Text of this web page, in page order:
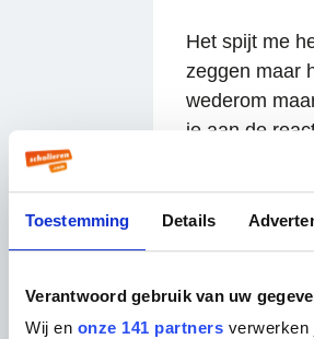
Toestemming Details
Verantwoord gebruik van uw
Wij en onze 141 partners verwerken
Het spijt me
zeggen maar
wederom
je aan de
anoniem) het
zekere
aflezen; zielig
15 jaar